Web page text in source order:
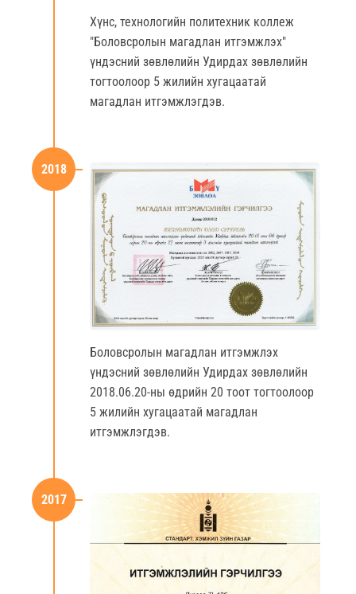
Хүнс, технологийн политехник коллеж
"Боловсролын магадлан итгэмжлэх"
үндэсний зөвлөлийн Удирдах зөвлөлийн
тогтоолоор 5 жилийн хугацаатай
магадлан итгэмжлэгдэв.
2018
Боловсролын магадлан итгэмжлэх
үндэсний зөвлөлийн Удирдах зөвлөлийн
2018.06.20-ны өдрийн 20 тоот тогтоолоор
5 жилийн хугацаатай магадлан
итгэмжлэгдэв.
2017